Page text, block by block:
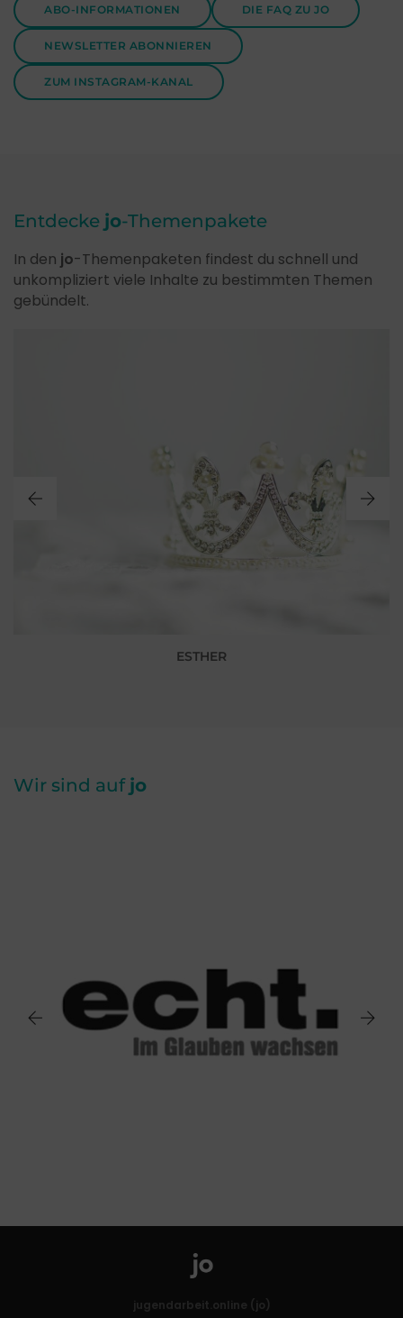
ABO-INFORMATIONEN DIE FAQ ZU JO
NEWSLETTER ABONNIEREN
ZUM INSTAGRAM-KANAL
Entdecke jo-Themenpakete
In den jo-Themenpaketen findest du schnell und
unkompliziert viele Inhalte zu bestimmten Themen
gebündelt.
ESTHER
Wir sind auf jo
jugendarbeit.online (jo)